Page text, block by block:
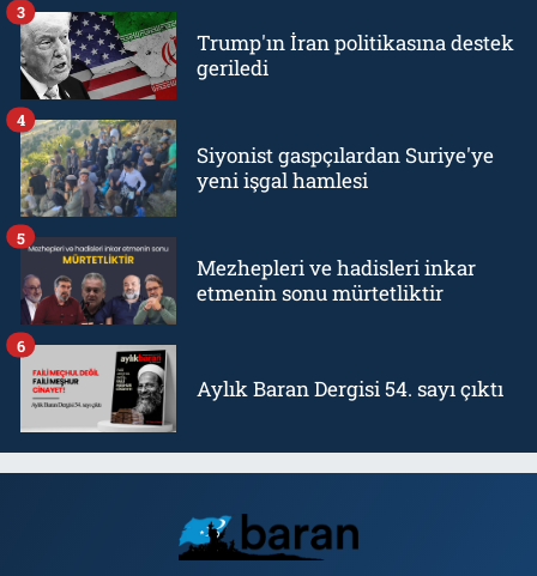
Trump'ın İran politikasına destek
geriledi
3
Siyonist gaspçılardan Suriye'ye
yeni işgal hamlesi
4
Mezhepleri ve hadisleri inkar
etmenin sonu mürtetliktir
5
Aylık Baran Dergisi 54. sayı çıktı
6